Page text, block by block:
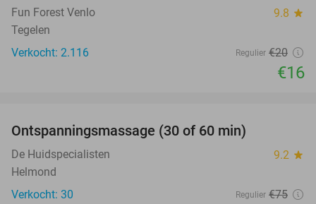
Fun Forest Venlo 9.8 star
Tegelen
Verkocht: 2.116
Regulier €20
€16
Ontspanningsmassage (30 of 60 min)
De Huidspecialisten 9.2 star
Helmond
Verkocht: 30
Regulier €75